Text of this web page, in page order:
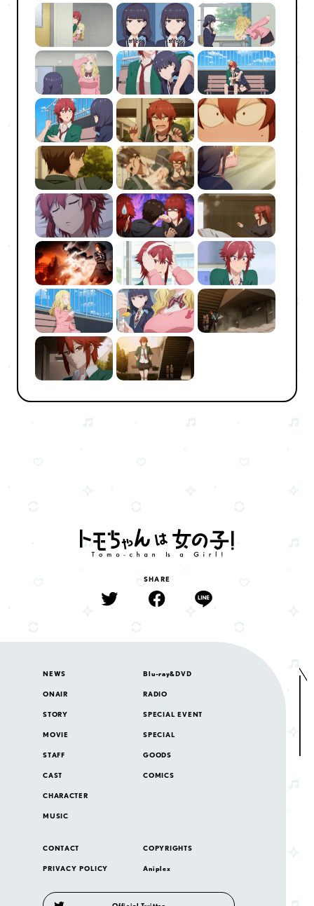
SHARE
NEWS
ONAIR
STORY
MOVIE
STAFF
CAST
CHARACTER
MUSIC
Blu-ray&DVD
RADIO
SPECIAL EVENT
SPECIAL
GOODS
COMICS
CONTACT COPYRIGHTS
PRIVACY POLICY Aniplex